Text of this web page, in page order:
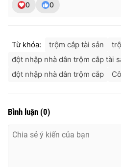
0 0
Từ khóa: trộm cắp tài sản
đột nhập nhà dân trộm cắp tài
đột nhập nhà dân trộm cắp
Bình luận (0)